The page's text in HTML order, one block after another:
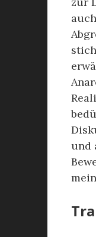
und